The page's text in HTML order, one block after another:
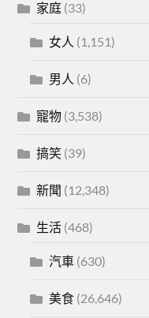
家庭 (33)
女人 (1,151)
男人 (6)
寵物 (3,538)
搞笑 (39)
新聞 (12,348)
生活 (468)
汽車 (630)
美食 (26,646)